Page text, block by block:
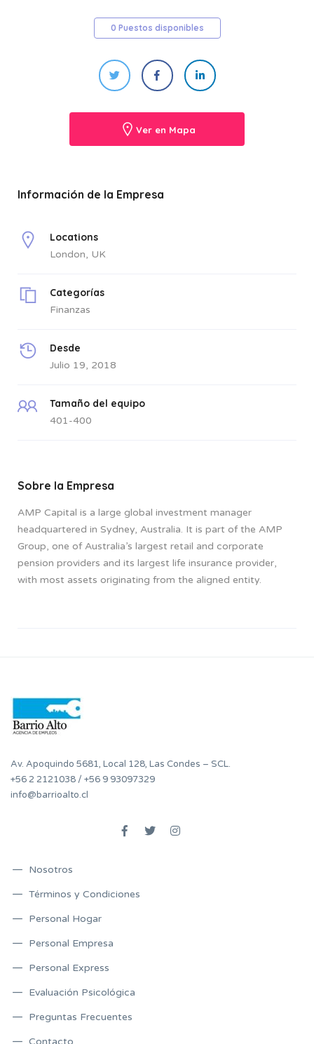
0 Puestos disponibles
Ver en Mapa
Sobre la Empresa
AMP Capital is a large global investment manager
headquartered in Sydney, Australia. It is part of the AMP
Group, one of Australia’s largest retail and corporate
pension providers and its largest life insurance provider,
with most assets originating from the aligned entity.
Información de la Empresa
Locations
London, UK
Categorías
Finanzas
Desde
Julio 19, 2018
Tamaño del equipo
401-400
Av. Apoquindo 5681, Local 128, Las Condes – SCL.
+56 2 2121038 / +56 9 93097329
info@barrioalto.cl
Nosotros
Términos y Condiciones
Personal Hogar
Personal Empresa
Personal Express
Evaluación Psicológica
Preguntas Frecuentes
Contacto